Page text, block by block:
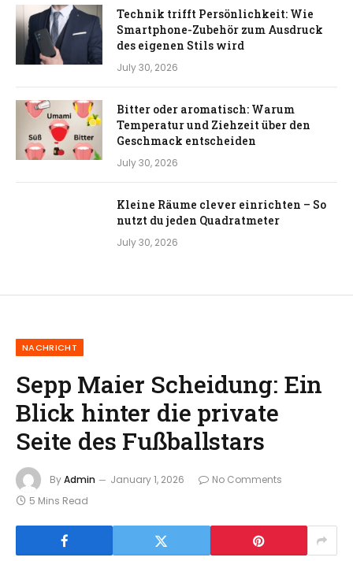
Technik trifft Persönlichkeit: Wie
Smartphone-Zubehör zum Ausdruck
des eigenen Stils wird
July 30, 2026
Bitter oder aromatisch: Warum
Temperatur und Ziehzeit über den
Geschmack entscheiden
July 30, 2026
Kleine Räume clever einrichten – So
nutzt du jeden Quadratmeter
July 30, 2026
NACHRICHT
Sepp Maier Scheidung: Ein
Blick hinter die private
Seite des Fußballstars
ByAdmin January 1, 2026
No Comments
5 Mins Read